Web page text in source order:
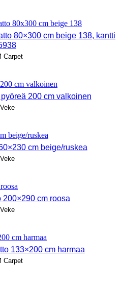
80×300 cm beige 138, kantti
Carpet
200 cm valkoinen
Veke
cm beige/ruskea
Veke
200×290 cm roosa
Veke
133×200 cm harmaa
Carpet